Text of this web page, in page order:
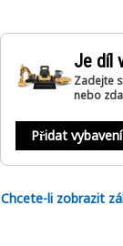
Je díl
Zadejte
nebo
Přidat vybavení
Chcete-li zobrazit